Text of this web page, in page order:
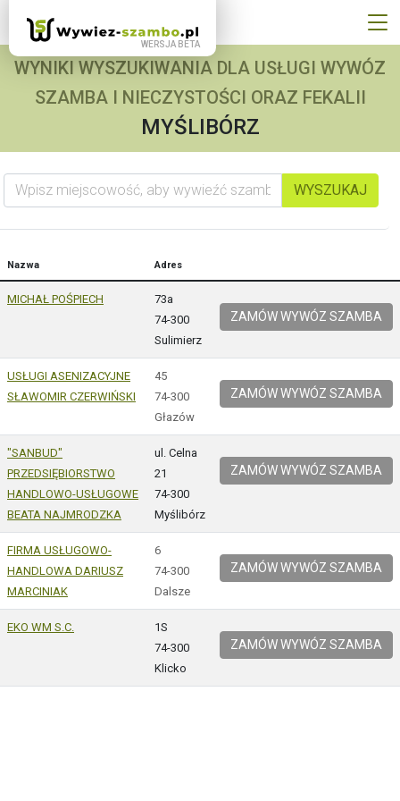
WYNIKI WYSZUKIWANIA DLA USŁUGI WYWÓZ
SZAMBA I NIECZYSTOŚCI ORAZ FEKALII
MYŚLIBÓRZ
Wpisz miejscowość, aby wywieźć szambo
WYSZUKAJ
Nazwa Adres
MICHAŁ POŚPIECH
73a
74-300
Sulimierz
ZAMÓW WYWÓZ SZAMBA
USŁUGI ASENIZACYJNE
SŁAWOMIR CZERWIŃSKI
45
74-300
Głazów
ZAMÓW WYWÓZ SZAMBA
"SANBUD"
PRZEDSIĘBIORSTWO
HANDLOWO-USŁUGOWE
BEATA NAJMRODZKA
ul. Celna
21
74-300
Myślibórz
ZAMÓW WYWÓZ SZAMBA
FIRMA USŁUGOWO-
HANDLOWA DARIUSZ
MARCINIAK
6
74-300
Dalsze
ZAMÓW WYWÓZ SZAMBA
EKO WM S.C.
1S
74-300
Klicko
ZAMÓW WYWÓZ SZAMBA